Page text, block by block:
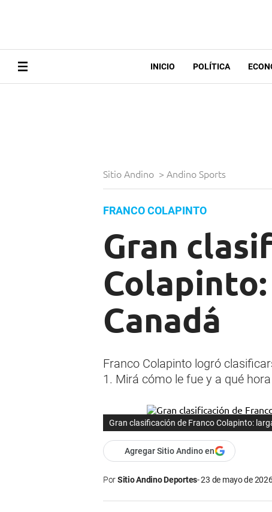
INICIO POLÍTICA
Sitio Andino > Andino Sports
FRANCO COLAPINTO
Gran
Colapinto:
Canadá
Franco Colapinto logró
1. Mirá cómo le fue y a qué
Gran clasificación de Franco Colapinto:
Agregar Sitio Andino en
PorSitio Andino Deportes 23 de mayo de